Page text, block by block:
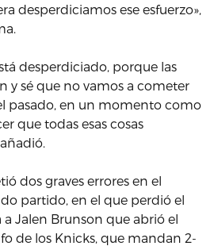
desperdiciamos ese esfuerzo»,
desperdiciado, porque las
y sé que no vamos a cometer
pasado, en un momento como
que todas esas cosas
dos graves errores en el
partido, en el que perdió el
Jalen Brunson que abrió el
de los Knicks, que mandan 2-